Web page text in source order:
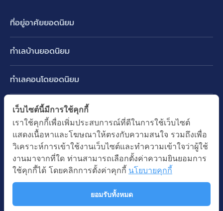
ที่อยู่อาศัยยอดนิยม
ทาวน์เฮ้าส์ ทาวน์โฮม
คอนโดมิเนียม
อาคารพาณิชย์ ตึกแถว
ที่ดินเปล่า
อพาร์ทเม้นท์ หอพัก
ออฟฟิต สำนักงาน
โรงงาน โกดัง
โรงแรม รีสอร์ท
ทำเลบ้านยอดนิยม
บางนา รามคำแหง 2
ปทุมธานี รังสิต ลำลูกกา
นนทบุรี บางใหญ่ บางบัวทอง
ทำเลคอนโดยอดนิยม
พระราม 9
อ่อนนุช ปุณณวิถี
รัชดาภิเษก ห้วยขวาง
ห้าแยกลาดพร้าว
ทำเล BTS ยอดนิยม
BTS ทองหล่อ
BTS เอกมัย
BTS พร้อมพงษ์
BTS อ่อนนุช
ทำเล MRT ยอดนิยม
MRT เพชรบุรี
MRT พระราม 9
MRT พหลโยธิน
คำค้นยอดนิยม
บ้านมือสอง
ซื้อบ้าน ขายบ้าน
นโยบายการใช้คุกกี้
เว็บไซต์นี้มีการใช้คุกกี้
เราใช้คุกกี้เพื่อเพิ่มประสบการณ์ที่ดีในการใช้เว็บไซต์
แสดงเนื้อหาและโฆษณาให้ตรงกับความสนใจ รวมถึงเพื่อ
วิเคราะห์การเข้าใช้งานเว็บไซต์และทำความเข้าใจว่าผู้ใช้
งานมาจากที่ใด ท่านสามารถเลือกตั้งค่าความยินยอมการ
ใช้คุกกี้ได้ โดยคลิกการตั้งค่าคุกกี้ นโยบายคุกกี้
ยอมรับทั้งหมด